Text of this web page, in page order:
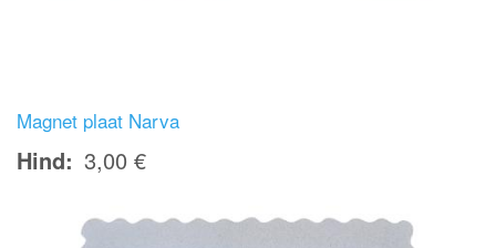
Magnet plaat Narva
Hind 3,00 €